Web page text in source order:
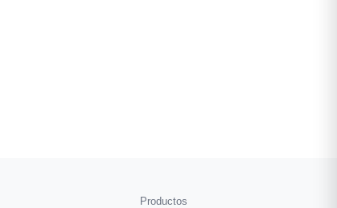
Productos